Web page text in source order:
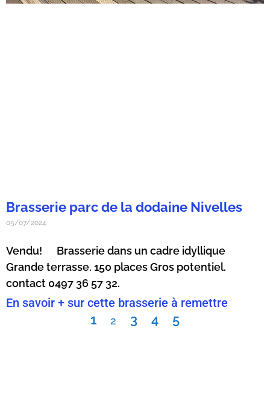
Brasserie parc de la dodaine Nivelles
05/07/2024
Vendu! Brasserie dans un cadre idyllique
Grande terrasse. 150 places Gros potentiel.
contact 0497 36 57 32.
En savoir + sur cette brasserie à remettre
1 2 3 4 5